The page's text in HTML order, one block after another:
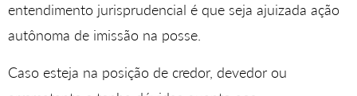
entendimento jurisprudencial é que seja ajuizada ação
autônoma de imissão na posse.
Caso esteja na posição de credor, devedor ou